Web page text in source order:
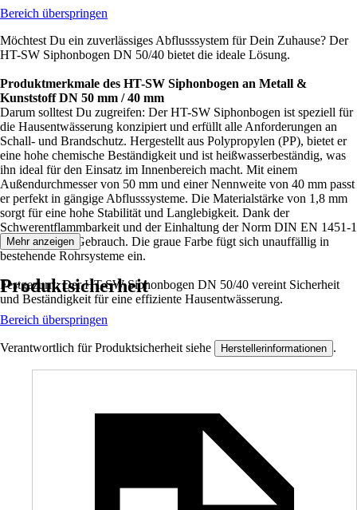
Bereich überspringen
Möchtest Du ein zuverlässiges Abflusssystem für Dein Zuhause? Der
HT-SW Siphonbogen DN 50/40 bietet die ideale Lösung.
Produktmerkmale des HT-SW Siphonbogen an Metall &
Kunststoff DN 50 mm / 40 mm
Darum solltest Du zugreifen: Der HT-SW Siphonbogen ist speziell für
die Hausentwässerung konzipiert und erfüllt alle Anforderungen an
Schall- und Brandschutz. Hergestellt aus Polypropylen (PP), bietet er
eine hohe chemische Beständigkeit und ist heißwasserbeständig, was
ihn ideal für den Einsatz im Innenbereich macht. Mit einem
Außendurchmesser von 50 mm und einer Nennweite von 40 mm passt
er perfekt in gängige Abflusssysteme. Die Materialstärke von 1,8 mm
sorgt für eine hohe Stabilität und Langlebigkeit. Dank der
Schwerentflammbarkeit und der Einhaltung der Norm DIN EN 1451-1
ist er sicher im Gebrauch. Die graue Farbe fügt sich unauffällig in
bestehende Rohrsysteme ein.
Festgezurrt: Der HT-SW Siphonbogen DN 50/40 vereint Sicherheit
und Beständigkeit für eine effiziente Hausentwässerung.
Mehr anzeigen
Produktsicherheit
Bereich überspringen
Verantwortlich für Produktsicherheit siehe Herstellerinformationen .